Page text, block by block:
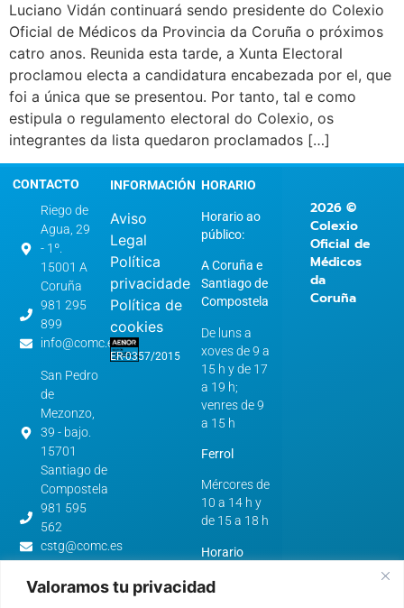
Valoramos tu privacidad
Luciano Vidán continuará sendo presidente do Colexio
Oficial de Médicos da Provincia da Coruña o próximos
catro anos. Reunida esta tarde, a Xunta Electoral
proclamou electa a candidatura encabezada por el, que
foi a única que se presentou. Por tanto, tal e como
estipula o regulamento electoral do Colexio, os
integrantes da lista quedaron proclamados […]
CONTACTO
Riego de
Agua, 29
- 1º.
15001 A
Coruña
981 295
899
info@comc.es
San Pedro
de
Mezonzo,
39 - bajo.
15701
Santiago de
Compostela
981 595
562
cstg@comc.es
Avenida
de
INFORMACIÓN
Aviso
Legal
Política
privacidade
Política de
cookies
ER-0357/2015
HORARIO
Horario ao
público:
A Coruña e
Santiago de
Compostela
De luns a
xoves de 9 a
15 h y de 17
a 19 h;
venres de 9
a 15 h
Ferrol
Mércores de
10 a 14 h y
de 15 a 18 h
Horario
2026 ©
Colexio
Oficial de
Médicos
da
Coruña